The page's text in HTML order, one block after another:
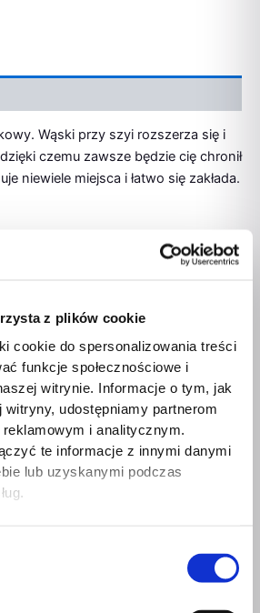
z plików cookie
cookie do spersonalizowania treści
funkcje społecznościowe i
witrynie. Informacje o tym, jak
udostępniamy partnerom
reklamowym i analitycznym.
te informacje z innymi danymi
lub uzyskanymi podczas
Wąski przy szyi rozszerza się i
czemu zawsze będzie cię chronił
niewiele miejsca i łatwo się zakłada.
Szalik Model AT-SZ-
2313502.53P Violet